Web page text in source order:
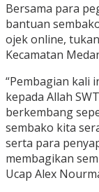
Bersama para
bantuan
ojek online,
Kecamatan
“Pembagian kali
kepada Allah
berkembang
sembako kita
serta para
membagikan
Ucap Alex